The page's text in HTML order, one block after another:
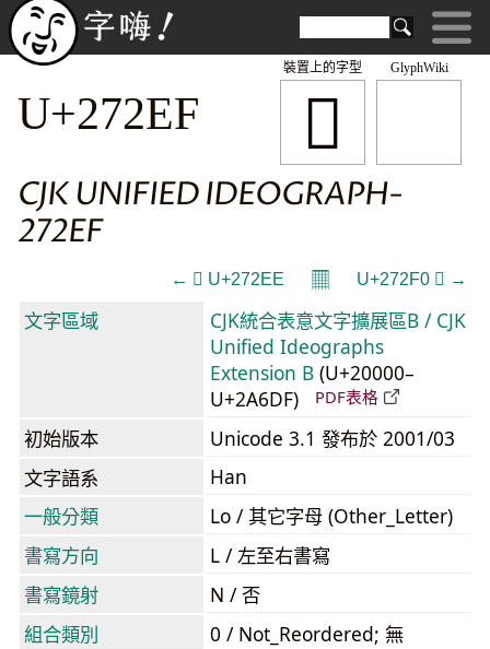
GlyphWiki
𧋯
裝置上的字型
U+272EF
CJK UNIFIED IDEOGRAPH-
272EF
← 𧋮 U+272EE 𝄜 U+272F0 𧋰 →
文字區域
CJK統合表意文字擴展區B / CJK
Unified Ideographs
Extension B (U+20000–
U+2A6DF)
PDF表格
初始版本
Unicode 3.1 發布於 2001/03
文字語系
Han
一般分類
Lo / 其它字母 (Other_Letter)
書寫方向
L / 左至右書寫
書寫鏡射
N / 否
組合類別
0 / Not_Reordered; 無